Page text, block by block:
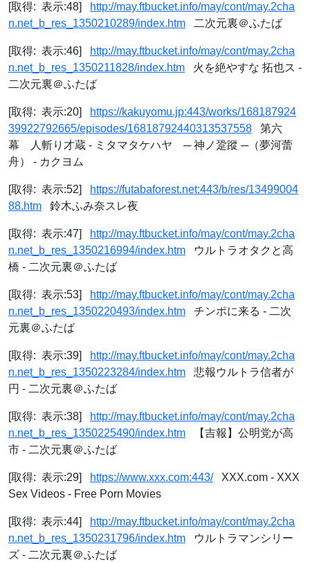
[取得: 表示:48]
http://may.ftbucket.info/may/cont/may.2cha
n.net_b_res_1350210289/index.htm 二次元裏＠ふたば
[取得: 表示:46]
http://may.ftbucket.info/may/cont/may.2cha
n.net_b_res_1350211828/index.htm 火を絶やすな 拓也ス -
二次元裏＠ふたば
[取得: 表示:20]
https://kakuyomu.jp:443/works/168187924
39922792665/episodes/16818792440313537558 第六
幕 人斬り才蔵 - ミタマタケハヤ ─ 神ノ跫蹤 ─（夢河蕾
舟） - カクヨム
[取得: 表示:52]
https://futabaforest.net:443/b/res/13499004
88.htm 鈴木ふみ奈スレ夜
[取得: 表示:47]
http://may.ftbucket.info/may/cont/may.2cha
n.net_b_res_1350216994/index.htm ウルトラオタクと高
橋 - 二次元裏＠ふたば
[取得: 表示:53]
http://may.ftbucket.info/may/cont/may.2cha
n.net_b_res_1350220493/index.htm チンポに来る - 二次
元裏＠ふたば
[取得: 表示:39]
http://may.ftbucket.info/may/cont/may.2cha
n.net_b_res_1350223284/index.htm 悲報ウルトラ信者が
円 - 二次元裏＠ふたば
[取得: 表示:38]
http://may.ftbucket.info/may/cont/may.2cha
n.net_b_res_1350225490/index.htm 【吉報】公明党が高
市 - 二次元裏＠ふたば
[取得: 表示:29] https://www.xxx.com:443/XXX.com - XXX
Sex Videos - Free Porn Movies
[取得: 表示:44]
http://may.ftbucket.info/may/cont/may.2cha
n.net_b_res_1350231796/index.htm ウルトラマンシリー
ズ - 二次元裏＠ふたば